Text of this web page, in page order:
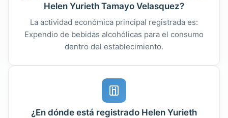
Helen Yurieth Tamayo Velasquez?
La actividad económica principal registrada es:
Expendio de bebidas alcohólicas para el consumo
dentro del establecimiento.
¿En dónde está registrado Helen Yurieth